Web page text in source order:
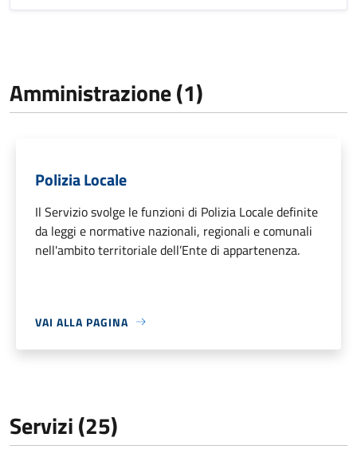
Amministrazione (1)
Polizia Locale
Il Servizio svolge le funzioni di Polizia Locale definite
da leggi e normative nazionali, regionali e comunali
nell'ambito territoriale dell’Ente di appartenenza.
VAI ALLA PAGINA
Servizi (25)